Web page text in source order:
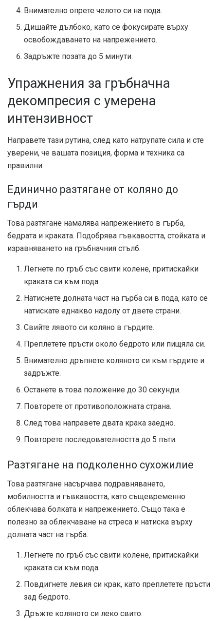
Внимателно опрете челото си на пода.
Дишайте дълбоко, като се фокусирате върху
освобождаването на напрежението.
Задръжте позата до 5 минути.
Упражнения за гръбначна
декомпресия с умерена
интензивност
Направете тази рутина, след като натрупате сила и сте
уверени, че вашата позиция, форма и техника са
правилни.
Единично разтягане от коляно до
гърди
Това разтягане намалява напрежението в гърба,
бедрата и краката. Подобрява гъвкавостта, стойката и
изравняването на гръбначния стълб.
Легнете по гръб със свити колене, притискайки
краката си към пода.
Натиснете долната част на гърба си в пода, като се
натискате еднакво надолу от двете страни.
Свийте лявото си коляно в гърдите.
Преплетете пръсти около бедрото или пищяла си.
Внимателно дръпнете коляното си към гърдите и
задръжте.
Останете в това положение до 30 секунди.
Повторете от противоположната страна.
След това направете двата крака заедно.
Повторете последователността до 5 пъти.
Разтягане на подколенно сухожилие
Това разтягане насърчава подравняването,
мобилността и гъвкавостта, като същевременно
облекчава болката и напрежението. Също така е
полезно за облекчаване на стреса и натиска върху
долната част на гърба.
Легнете по гръб със свити колене, притискайки
краката си към пода.
Повдигнете левия си крак, като преплетете пръсти
зад бедрото.
Дръжте коляното си леко свито.